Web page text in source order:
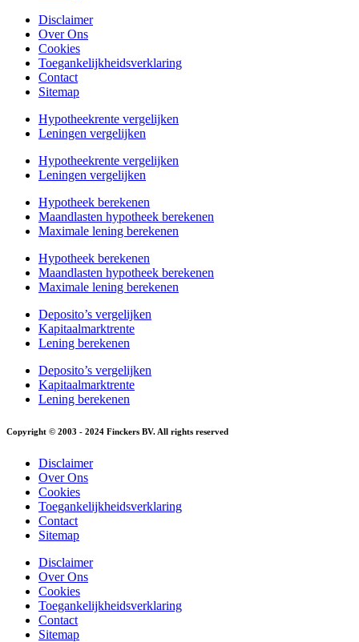
Disclaimer
Over Ons
Cookies
Toegankelijkheidsverklaring
Contact
Sitemap
Hypotheekrente vergelijken
Leningen vergelijken
Hypotheekrente vergelijken
Leningen vergelijken
Hypotheek berekenen
Maandlasten hypotheek berekenen
Maximale lening berekenen
Hypotheek berekenen
Maandlasten hypotheek berekenen
Maximale lening berekenen
Deposito’s vergelijken
Kapitaalmarktrente
Lening berekenen
Deposito’s vergelijken
Kapitaalmarktrente
Lening berekenen
Copyright © 2003 - 2024 Finckers BV. All rights reserved
Disclaimer
Over Ons
Cookies
Toegankelijkheidsverklaring
Contact
Sitemap
Disclaimer
Over Ons
Cookies
Toegankelijkheidsverklaring
Contact
Sitemap